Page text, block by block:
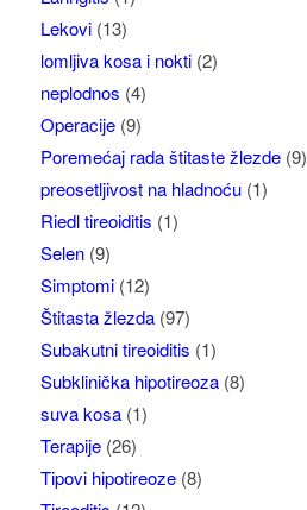
Lekovi(13)
lomljiva kosa i nokti(2)
neplodnos (4)
Operacije(9)
Poremećaj rada štitaste žlezde(9)
preosetljivost na hladnoću(1)
Riedl tireoiditis (1)
Selen(9)
Simptomi(12)
Štitasta žlezda(97)
Subakutni tireoiditis (1)
Subklinička hipotireoza(8)
suva kosa(1)
Terapije(26)
Tipovi hipotireoze(8)